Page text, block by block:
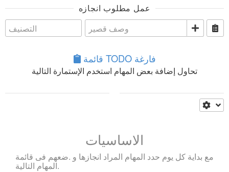
عمل مطلوب انجازه
قائمة TODO فارغة
تحاول إضافة بعض المهام استخدم الإستمارة التالية
الاساسيات
مع بداية كل يوم حدد المهام المراد انجازها و .ضعهم فى قائمة
المهام التالية.